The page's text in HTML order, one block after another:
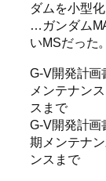
ダムを小型
…ガンダム
いMSだった。
G-V開発計画
メンテナン
スまで
G-V開発計画
期メンテナ
ンスまで